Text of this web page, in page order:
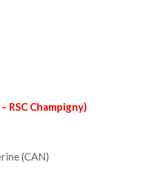
RSC Champigny)
(CAN)